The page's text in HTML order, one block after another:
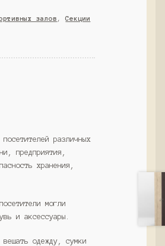
залов ,Секции
различных
предприятия,
хранения,
могли
и аксессуары.
одежду, сумки